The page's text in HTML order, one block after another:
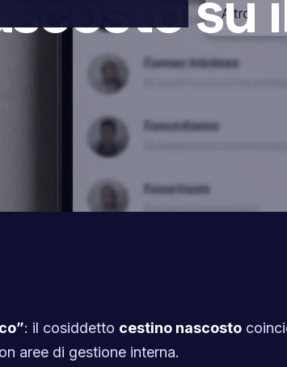
: il cosiddetto cestino nascosto
aree di gestione interna.